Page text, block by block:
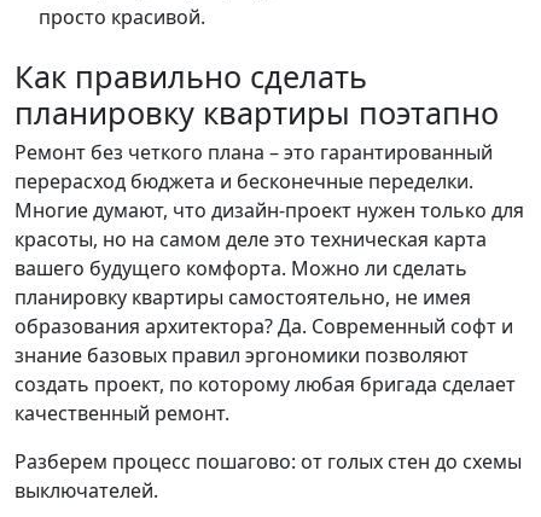
просто красивой.
Как правильно сделать
планировку квартиры поэтапно
Ремонт без четкого плана – это гарантированный
перерасход бюджета и бесконечные переделки.
Многие думают, что дизайн-проект нужен только для
красоты, но на самом деле это техническая карта
вашего будущего комфорта. Можно ли сделать
планировку квартиры самостоятельно, не имея
образования архитектора? Да. Современный софт и
знание базовых правил эргономики позволяют
создать проект, по которому любая бригада сделает
качественный ремонт.
Разберем процесс пошагово: от голых стен до схемы
выключателей.